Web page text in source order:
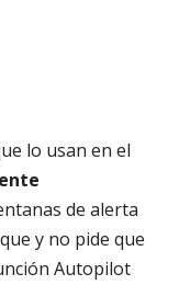
lo usan en el
de alerta
y no pide que
Autopilot